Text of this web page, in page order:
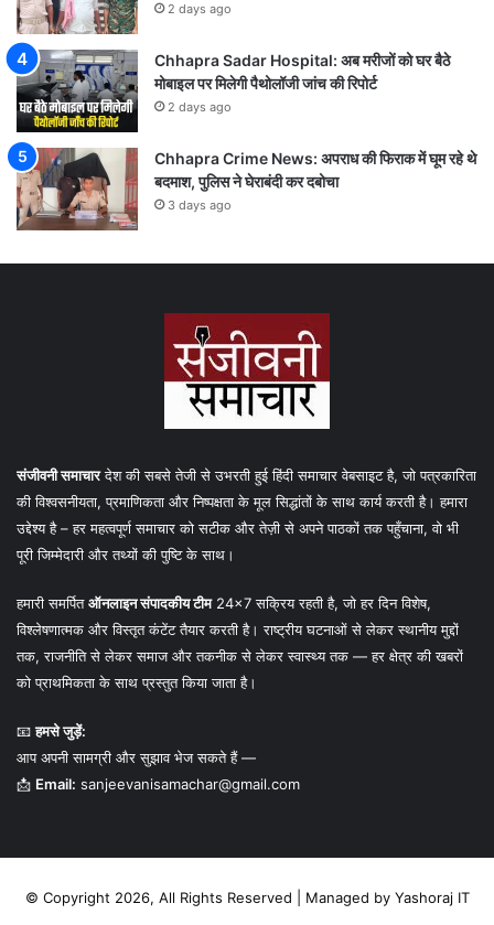
2 days ago
Chhapra Sadar Hospital: अब मरीजों को घर बैठे
मोबाइल पर मिलेगी पैथोलॉजी जांच की रिपोर्ट
2 days ago
Chhapra Crime News: अपराध की फिराक में घूम रहे थे
बदमाश, पुलिस ने घेराबंदी कर दबोचा
3 days ago
संजीवनी समाचारदेश की सबसे तेजी से उभरती हुई हिंदी समाचार वेबसाइट है, जो पत्रकारिता
की विश्वसनीयता, प्रमाणिकता और निष्पक्षता के मूल सिद्धांतों के साथ कार्य करती है। हमारा
उद्देश्य है – हर महत्वपूर्ण समाचार को सटीक और तेज़ी से अपने पाठकों तक पहुँचाना, वो भी
पूरी जिम्मेदारी और तथ्यों की पुष्टि के साथ।
हमारी समर्पितऑनलाइन संपादकीय टीम24×7 सक्रिय रहती है, जो हर दिन विशेष,
विश्लेषणात्मक और विस्तृत कंटेंट तैयार करती है। राष्ट्रीय घटनाओं से लेकर स्थानीय मुद्दों
तक, राजनीति से लेकर समाज और तकनीक से लेकर स्वास्थ्य तक — हर क्षेत्र की खबरों
को प्राथमिकता के साथ प्रस्तुत किया जाता है।
📧हमसे जुड़ें:
आप अपनी सामग्री और सुझाव भेज सकते हैं —
📩 Email: sanjeevanisamachar@gmail.com
© Copyright 2026, All Rights Reserved | Managed by Yashoraj IT